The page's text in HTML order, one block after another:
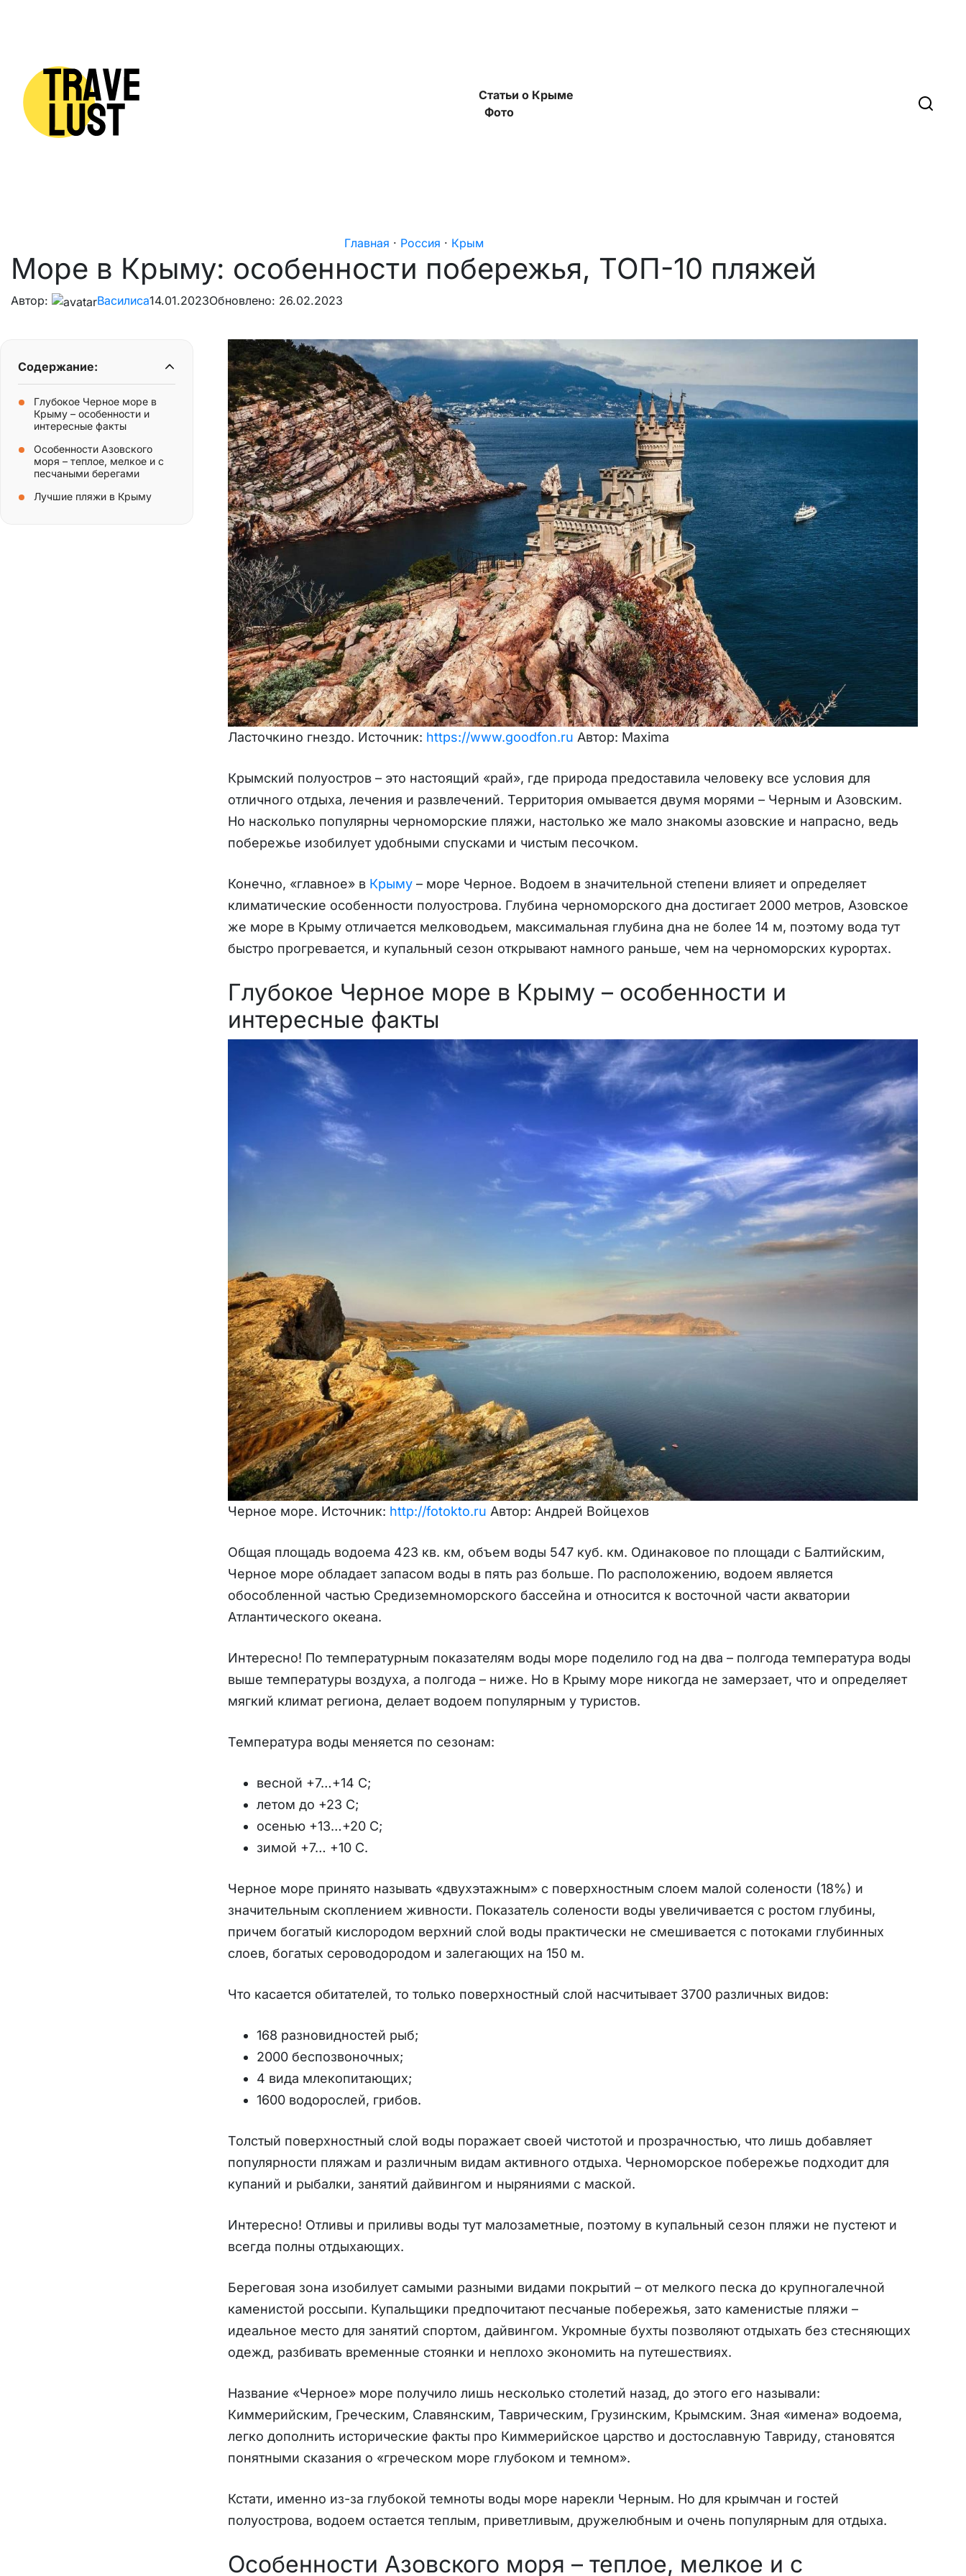
Статьи о Крыме
Фото
Главная · Россия · Крым
Море в Крыму: особенности побережья, ТОП-10 пляжей
Автор: Василиса14.01.2023Обновлено: 26.02.2023
Содержание:
Глубокое Черное море в
Крыму – особенности и
интересные факты
Особенности Азовского
моря – теплое, мелкое и с
песчаными берегами
Лучшие пляжи в Крыму
Ласточкино гнездо. Источник: https://www.goodfon.ru Автор: Maxima
Крымский полуостров – это настоящий «рай», где природа предоставила человеку все условия для
отличного отдыха, лечения и развлечений. Территория омывается двумя морями – Черным и Азовским.
Но насколько популярны черноморские пляжи, настолько же мало знакомы азовские и напрасно, ведь
побережье изобилует удобными спусками и чистым песочком.
Конечно, «главное» в Крыму– море Черное. Водоем в значительной степени влияет и определяет
климатические особенности полуострова. Глубина черноморского дна достигает 2000 метров, Азовское
же море в Крыму отличается мелководьем, максимальная глубина дна не более 14 м, поэтому вода тут
быстро прогревается, и купальный сезон открывают намного раньше, чем на черноморских курортах.
Глубокое Черное море в Крыму – особенности и
интересные факты
Черное море. Источник: http://fotokto.ru Автор: Андрей Войцехов
Общая площадь водоема 423 кв. км, объем воды 547 куб. км. Одинаковое по площади с Балтийским,
Черное море обладает запасом воды в пять раз больше. По расположению, водоем является
обособленной частью Средиземноморского бассейна и относится к восточной части акватории
Атлантического океана.
Интересно! По температурным показателям воды море поделило год на два – полгода температура воды
выше температуры воздуха, а полгода – ниже. Но в Крыму море никогда не замерзает, что и определяет
мягкий климат региона, делает водоем популярным у туристов.
Температура воды меняется по сезонам:
весной +7…+14 С;
летом до +23 С;
осенью +13…+20 С;
зимой +7… +10 С.
Черное море принято называть «двухэтажным» с поверхностным слоем малой солености (18%) и
значительным скоплением живности. Показатель солености воды увеличивается с ростом глубины,
причем богатый кислородом верхний слой воды практически не смешивается с потоками глубинных
слоев, богатых сероводородом и залегающих на 150 м.
Что касается обитателей, то только поверхностный слой насчитывает 3700 различных видов:
168 разновидностей рыб;
2000 беспозвоночных;
4 вида млекопитающих;
1600 водорослей, грибов.
Толстый поверхностный слой воды поражает своей чистотой и прозрачностью, что лишь добавляет
популярности пляжам и различным видам активного отдыха. Черноморское побережье подходит для
купаний и рыбалки, занятий дайвингом и ныряниями с маской.
Интересно! Отливы и приливы воды тут малозаметные, поэтому в купальный сезон пляжи не пустеют и
всегда полны отдыхающих.
Береговая зона изобилует самыми разными видами покрытий – от мелкого песка до крупногалечной
каменистой россыпи. Купальщики предпочитают песчаные побережья, зато каменистые пляжи –
идеальное место для занятий спортом, дайвингом. Укромные бухты позволяют отдыхать без стесняющих
одежд, разбивать временные стоянки и неплохо экономить на путешествиях.
Название «Черное» море получило лишь несколько столетий назад, до этого его называли:
Киммерийским, Греческим, Славянским, Таврическим, Грузинским, Крымским. Зная «имена» водоема,
легко дополнить исторические факты про Киммерийское царство и достославную Тавриду, становятся
понятными сказания о «греческом море глубоком и темном».
Кстати, именно из-за глубокой темноты воды море нарекли Черным. Но для крымчан и гостей
полуострова, водоем остается теплым, приветливым, дружелюбным и очень популярным для отдыха.
Особенности Азовского моря – теплое, мелкое и с